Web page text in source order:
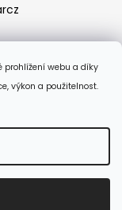
prohlížení webu a díky
výkon a použitelnost.
vyhrazena.